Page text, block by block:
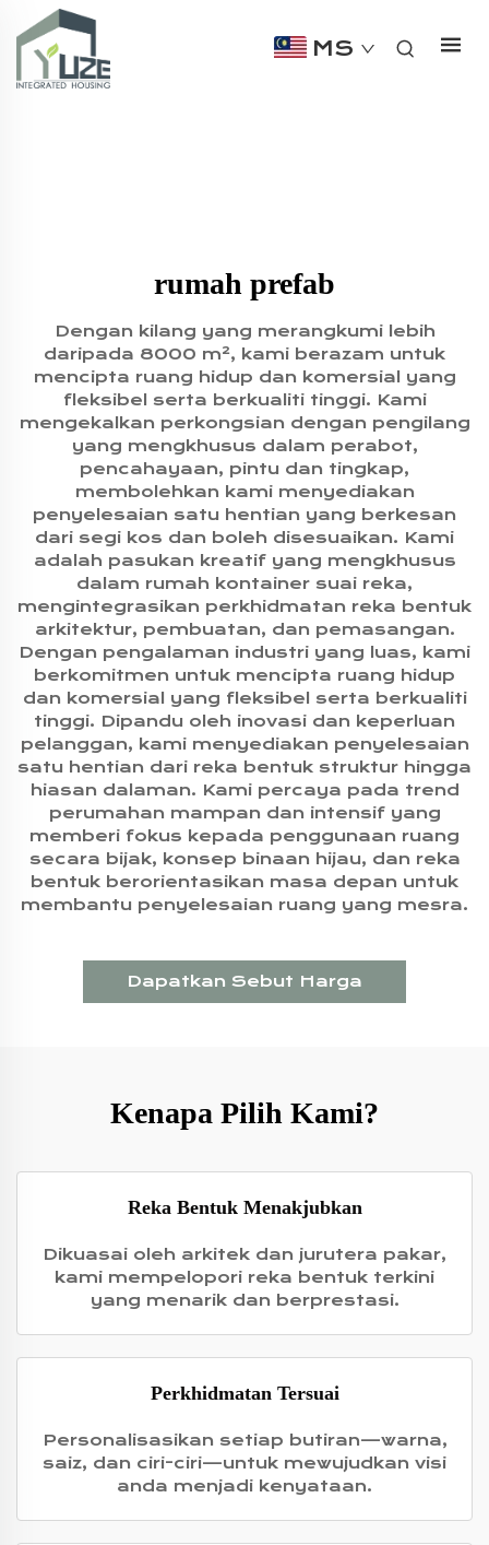
MS
rumah prefab
Dengan kilang yang merangkumi lebih
daripada 8000 m², kami berazam untuk
mencipta ruang hidup dan komersial yang
fleksibel serta berkualiti tinggi. Kami
mengekalkan perkongsian dengan pengilang
yang mengkhusus dalam perabot,
pencahayaan, pintu dan tingkap,
membolehkan kami menyediakan
penyelesaian satu hentian yang berkesan
dari segi kos dan boleh disesuaikan. Kami
adalah pasukan kreatif yang mengkhusus
dalam rumah kontainer suai reka,
mengintegrasikan perkhidmatan reka bentuk
arkitektur, pembuatan, dan pemasangan.
Dengan pengalaman industri yang luas, kami
berkomitmen untuk mencipta ruang hidup
dan komersial yang fleksibel serta berkualiti
tinggi. Dipandu oleh inovasi dan keperluan
pelanggan, kami menyediakan penyelesaian
satu hentian dari reka bentuk struktur hingga
hiasan dalaman. Kami percaya pada trend
perumahan mampan dan intensif yang
memberi fokus kepada penggunaan ruang
secara bijak, konsep binaan hijau, dan reka
bentuk berorientasikan masa depan untuk
membantu penyelesaian ruang yang mesra.
Dapatkan Sebut Harga
Kenapa Pilih Kami?
Reka Bentuk Menakjubkan
Dikuasai oleh arkitek dan jurutera pakar,
kami mempelopori reka bentuk terkini
yang menarik dan berprestasi.
Perkhidmatan Tersuai
Personalisasikan setiap butiran—warna,
saiz, dan ciri-ciri—untuk mewujudkan visi
anda menjadi kenyataan.